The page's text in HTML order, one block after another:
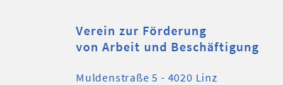
Verein zur Förderung
von Arbeit und Beschäftigung
Muldenstraße 5 - 4020 Linz